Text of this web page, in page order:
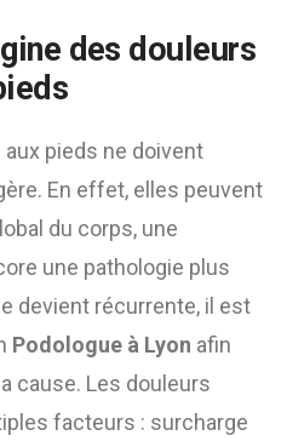
des douleurs
pieds ne doivent
En effet, elles peuvent
du corps, une
une pathologie plus
devient récurrente, il est
Podologue à Lyon afin
cause. Les douleurs
facteurs : surcharge